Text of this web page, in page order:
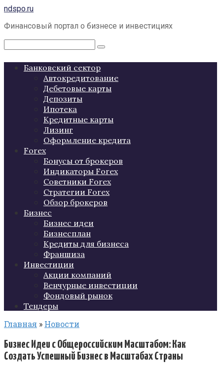
Перейти
контенту
ndspo.ru
Финансовый портал о бизнесе и инвестициях
Поиск:
Банковский сектор
Автокредитование
Дебетовые карты
Депозиты
Ипотека
Кредитные карты
Лизинг
Оформление кредита
Forex
Бонусы от брокеров
Индикаторы Forex
Советники Forex
Стратегии Forex
Обзор брокеров
Бизнес
Бизнес идеи
Бизнесплан
Кредиты для бизнеса
Франшиза
Инвестиции
Акции компаний
Венчурные инвестиции
Фондовый рынок
Тендеры
Главная » Новости
Бизнес Идеи с Общероссийским Масштабом: Как
Создать Успешный Бизнес в Масштабах Страны